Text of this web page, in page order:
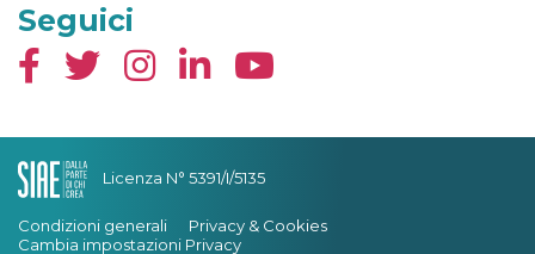
Seguici
Licenza N° 5391/I/5135
Condizioni generali
Privacy & Cookies
Cambia impostazioni Privacy